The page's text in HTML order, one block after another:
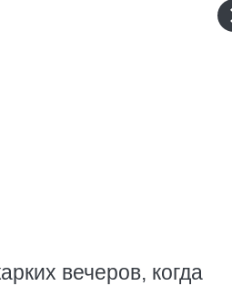
вечеров, когда